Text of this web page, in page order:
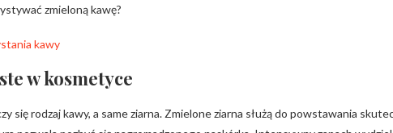
zmieloną kawę?
w kosmetyce
się rodzaj kawy, a same ziarna. Zmielone ziarna służą do powstawania